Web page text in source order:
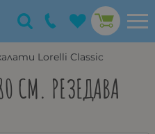
Lorelli Classic
СМ. РЕЗЕДАВА